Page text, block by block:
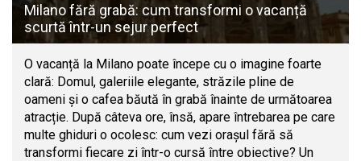
Milano fără grabă: cum transformi o vacanță
scurtă într-un sejur perfect
O vacanță la Milano poate începe cu o imagine foarte
clară: Domul, galeriile elegante, străzile pline de
oameni și o cafea băută în grabă înainte de următoarea
atracție. După câteva ore, însă, apare întrebarea pe care
multe ghiduri o ocolesc: cum vezi orașul fără să
transformi fiecare zi într-o cursă între obiective? Un